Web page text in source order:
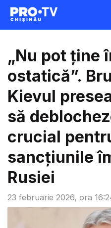
23 februarie 2026, ora
„Nu pot ține
ostatică”.
Kievul
să
crucial
sancțiunile
Rusiei